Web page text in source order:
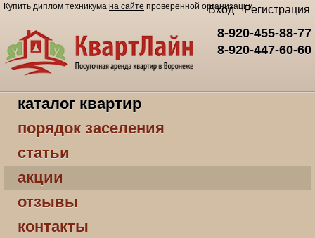
Купить диплом техникума на сайте проверенной организации
8-920-455-88-77
8-920-447-60-60
Вход Регистрация
каталог квартир
порядок заселения
статьи
акции
отзывы
контакты